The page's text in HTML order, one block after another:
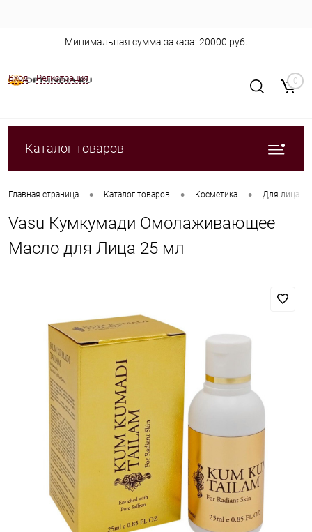
Вход Регистрация
Минимальная сумма заказа: 20000 руб.
0
Каталог товаров
Главная страница • Каталог товаров • Косметика • Для лица
Vasu Кумкумади Омолаживающее
Масло для Лица 25 мл